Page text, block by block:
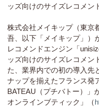
ッズ向けのサイズレコメン
株式会社メイキップ（東京
吾、以下「メイキップ」）
レコメンドエンジン「
ッズ向けのサイズレコメン
た、業界内での初の導入先
ナップを揃えたフランス発
BATEAU（プチバトー）」
オンラインブティック」（